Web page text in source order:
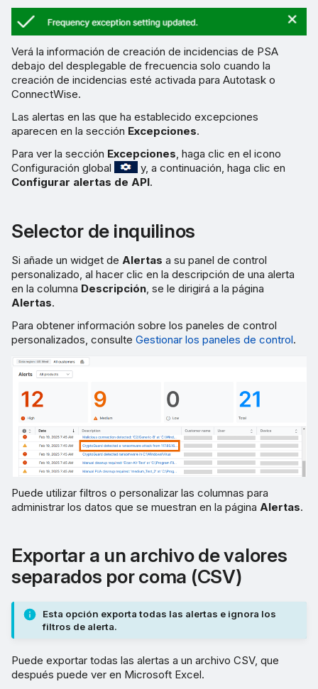
Verá la información de creación de incidencias de PSA
debajo del desplegable de frecuencia solo cuando la
creación de incidencias esté activada para Autotask o
ConnectWise.
Las alertas en las que ha establecido excepciones
aparecen en la sección Excepciones.
Para ver la sección Excepciones, haga clic en el icono
Configuración global
y, a continuación, haga clic en
Configurar alertas de API.
Selector de inquilinos
Si añade un widget de Alertas a su panel de control
personalizado, al hacer clic en la descripción de una alerta
en la columna Descripción, se le dirigirá a la página
Alertas.
Para obtener información sobre los paneles de control
personalizados, consulte Gestionar los paneles de control.
Puede utilizar filtros o personalizar las columnas para
administrar los datos que se muestran en la página Alertas.
Exportar a un archivo de valores
separados por coma (CSV)
Esta opción exporta todas las alertas e ignora los
filtros de alerta.
Puede exportar todas las alertas a un archivo CSV, que
después puede ver en Microsoft Excel.